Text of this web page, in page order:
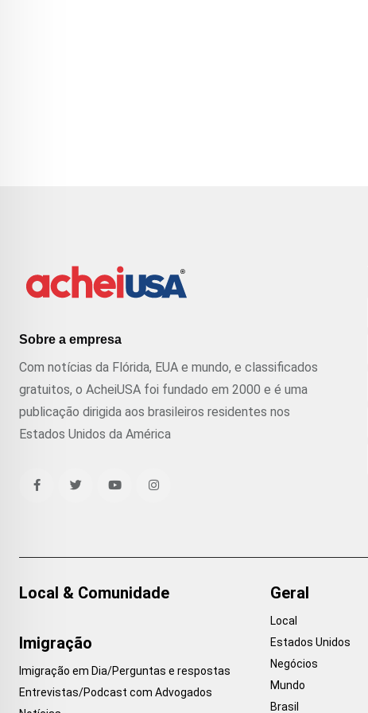
Sobre a empresa
Com notícias da Flórida, EUA e mundo, e classificados
gratuitos, o AcheiUSA foi fundado em 2000 e é uma
publicação dirigida aos brasileiros residentes nos
Estados Unidos da América
Local & Comunidade
Imigração
Imigração em Dia/Perguntas e respostas
Entrevistas/Podcast com Advogados
Geral
Local
Estados Unidos
Negócios
Mundo
Brasil